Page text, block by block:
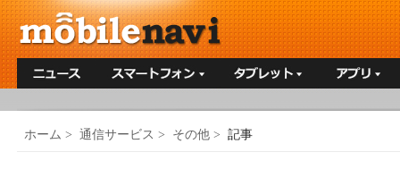
ホーム > 通信サービス > その他 > 記事